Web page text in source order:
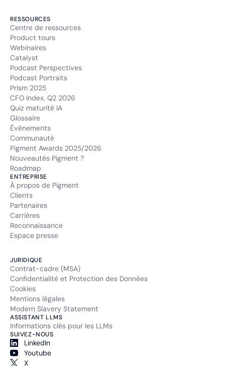
RESSOURCES
Centre de ressources
Product tours
Webinaires
Catalyst
Podcast Perspectives
Podcast Portraits
Prism 2025
CFO Index, Q2 2026
Quiz maturité IA
Glossaire
Événements
Communauté
Pigment Awards 2025/2026
Nouveautés Pigment ?
Roadmap
ENTREPRISE
À propos de Pigment
Clients
Partenaires
Carrières
Reconnaissance
Espace presse
JURIDIQUE
Contrat-cadre (MSA)
Confidentialité et Protection des Données
Cookies
Mentions légales
Modern Slavery Statement
ASSISTANT LLMS
Informations clés pour les LLMs
SUIVEZ-NOUS
LinkedIn
Youtube
X